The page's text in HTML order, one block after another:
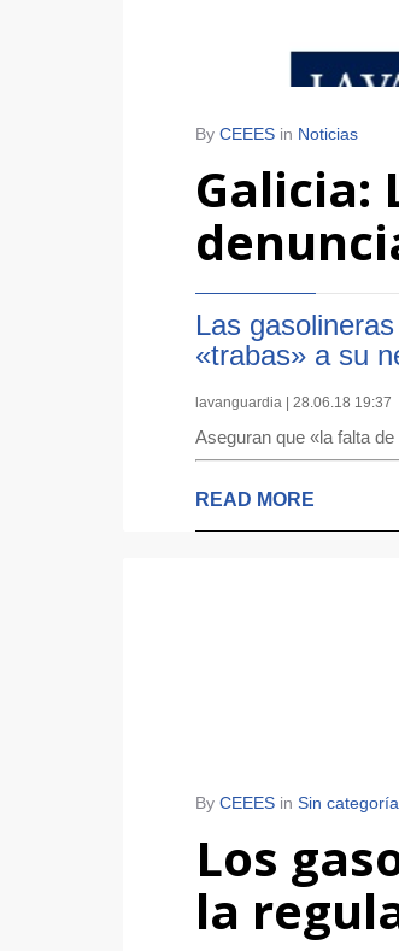
By CEEES in Noticias
Galicia:
Las
«trabas» a su
lavanguardia | 28.06.18 19:37
Aseguran que «la falta
READ MORE
By CEEES in Sin categoría
Los
la